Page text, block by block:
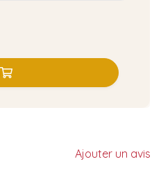
Ajouter un avis